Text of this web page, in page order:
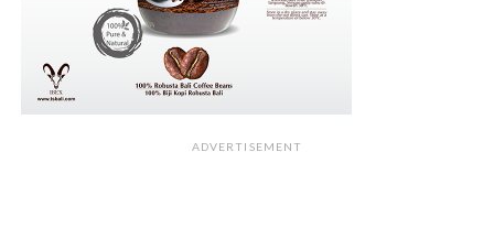
ADVERTISEMENT